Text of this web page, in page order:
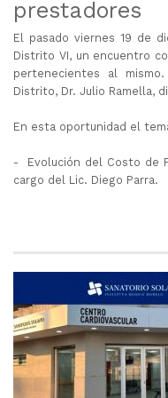
prestadores
El pasado viernes 19 de
Distrito VI, un encuentro
pertenecientes al
Distrito, Dr. Julio Ramella,
En esta oportunidad el
- Evolución del Costo de
cargo del Lic. Diego Parra.